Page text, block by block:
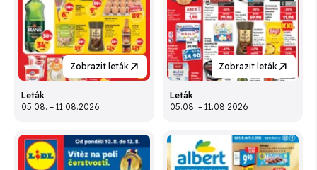
Zobrazit leták
Leták
05.08. – 11.08.2026
Zobrazit leták
Leták
05.08. – 11.08.2026